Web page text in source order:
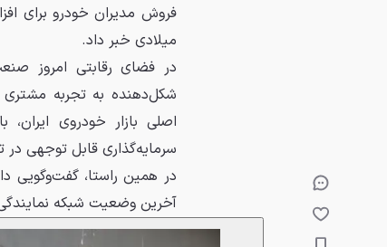
میلادی خبر داد.
در فضای رقابتی امروز
شکل‌دهنده به تجربه مشتری
اصلی بازار خودروی
سرمایه‌گذاری قابل توجهی
در همین راستا، گفت‌وگویی
آخرین وضعیت شبکه